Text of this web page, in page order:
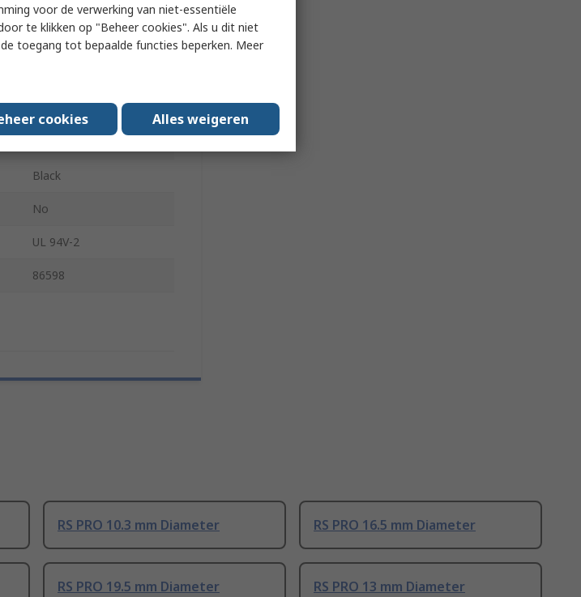
Cable Gland Plug
No
Black
No
UL 94V-2
86598
RS PRO 10.3 mm Diameter RS PRO 16.5 mm Diameter
RS PRO 19.5 mm Diameter RS PRO 13 mm Diameter
voor de verwerking van niet-essentiële
te klikken op "Beheer cookies". Als u dit niet
toegang tot bepaalde functies beperken. Meer
cookies Alles weigeren